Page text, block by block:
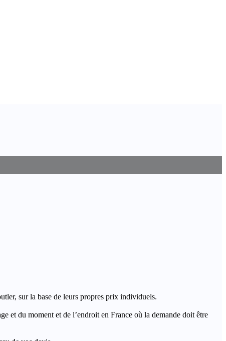
sur la base de leurs propres prix individuels.
et du moment et de l’endroit en France où la demande doit être